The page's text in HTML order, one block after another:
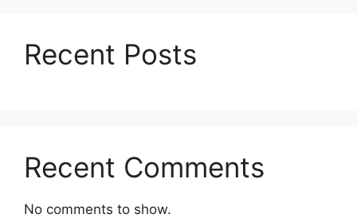
Recent Posts
Recent Comments
No comments to show.